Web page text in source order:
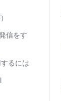
信をす
るには